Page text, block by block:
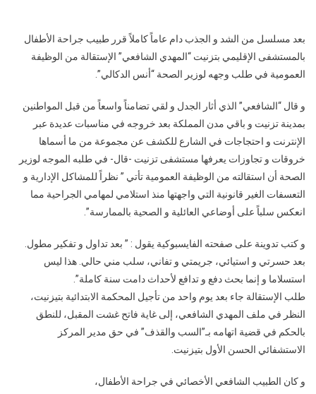
في
تزنيت
يرغم
جراحاً
على
الإستقالة
ترك
الفقراء
عرضةً
بعد مسلسل من الشد و الجذب دام عاماً كاملاً قرر طبيب جراحة الأطفال
بالمستشفى الإقليمي بتزنيت “المهدي الشافعي” الإستقالة من الوظيفة
العمومية في طلب وجهه لوزير الصحة “أنس الدكالي”.
و قال “الشافعي” الذي أثار الجدل و لقي تضامناً واسعاً من قبل المواطنين
بمدينة تزنيت و باقي مدن المملكة بعد خروجه في مناسبات عديدة عبر
الإنترنت و احتجاجات في الشارع للكشف عن مجموعة من ما أسماها
خروقات و تجاوزات يعرفها مستشفى تزنيت -قال- في طلبه الموجه لوزير
الصحة أن استقالته من الوظيفة العمومية تأتي ” نظراً للمشاكل الإدارية و
التعسفات الغير قانونية التي واجهتها منذ استلامي لمهامي الجراحية مما
انعكس سلباً على أوضاعي العائلية و الصحية بالممارسة”.
و كتب تدوينة على صفحته الفايسبوكية يقول : ” بعد تداول و تفكير مطول.
بعد حسرتي و استيائي، جريمتي و تفاني، سلب مني حالي. هذا ليس
استسلاما و إنما بحث دفع و تدافع لأحداث دامت سنة كاملة”.
طلب الإستقالة جاء بعد يوم واحد من تأجيل المحكمة الابتدائية بتيزنيت،
النظر في ملف المهدي الشافعي، إلى غاية فاتح غشت المقبل، للنطق
بالحكم في قضية اتهامه بـ”السب والقذف” في حق مدير المركز
الاستشفائي الحسن الأول بتيزنيت.
و كان الطبيب الشافعي الأخصائي في جراحة الأطفال،